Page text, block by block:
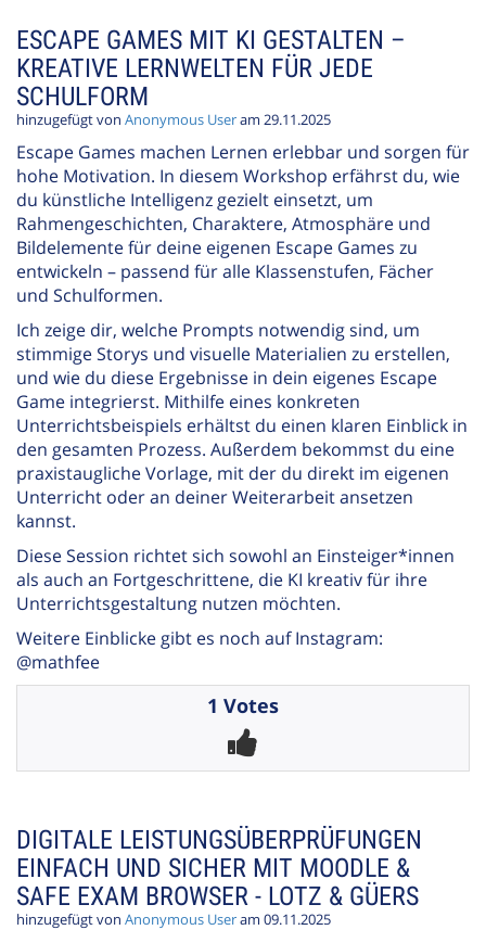
ESCAPE GAMES MIT KI GESTALTEN –
KREATIVE LERNWELTEN FÜR JEDE
SCHULFORM
hinzugefügt von Anonymous Useram 29.11.2025
Escape Games machen Lernen erlebbar und sorgen für
hohe Motivation. In diesem Workshop erfährst du, wie
du künstliche Intelligenz gezielt einsetzt, um
Rahmengeschichten, Charaktere, Atmosphäre und
Bildelemente für deine eigenen Escape Games zu
entwickeln – passend für alle Klassenstufen, Fächer
und Schulformen.
Ich zeige dir, welche Prompts notwendig sind, um
stimmige Storys und visuelle Materialien zu erstellen,
und wie du diese Ergebnisse in dein eigenes Escape
Game integrierst. Mithilfe eines konkreten
Unterrichtsbeispiels erhältst du einen klaren Einblick in
den gesamten Prozess. Außerdem bekommst du eine
praxistaugliche Vorlage, mit der du direkt im eigenen
Unterricht oder an deiner Weiterarbeit ansetzen
kannst.
Diese Session richtet sich sowohl an Einsteiger*innen
als auch an Fortgeschrittene, die KI kreativ für ihre
Unterrichtsgestaltung nutzen möchten.
Weitere Einblicke gibt es noch auf Instagram:
@mathfee
1 Votes
DIGITALE LEISTUNGSÜBERPRÜFUNGEN
EINFACH UND SICHER MIT MOODLE &
SAFE EXAM BROWSER - LOTZ & GÜERS
hinzugefügt von Anonymous Useram 09.11.2025